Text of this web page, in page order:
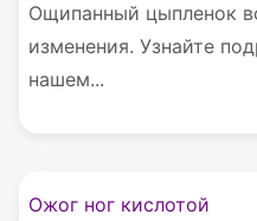
Ощипанный цыпленок
изменения. Узнайте
нашем...
Ожог ног кислотой